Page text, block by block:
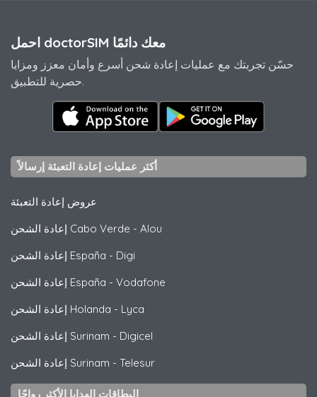
احمل doctorSIM معك دائمًا
حسّن تجربتك مع عمليات إعادة شحن أسرع وأمان معزز ومزايا
حصرية للتطبيق.
أكثر عمليات إعادة التعبئة إرسالاً
عروض إعادة التعبئة
إعادة الشحن Cabo Verde - Alou
إعادة الشحن España - Digi
إعادة الشحن España - Vodafone
إعادة الشحن Holanda - Lyca
إعادة الشحن Surinam - Digicel
إعادة الشحن Surinam - Telesur
البطاقات الهدايا الأكثر رواجًا